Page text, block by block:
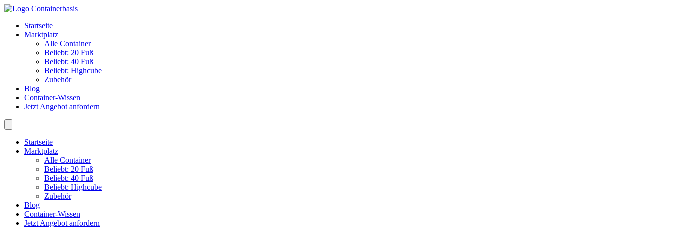
Startseite
Marktplatz
Alle Container
Beliebt: 20 Fuß
Beliebt: 40 Fuß
Beliebt: Highcube
Zubehör
Blog
Container-Wissen
Jetzt Angebot anfordern
Startseite
Marktplatz
Alle Container
Beliebt: 20 Fuß
Beliebt: 40 Fuß
Beliebt: Highcube
Zubehör
Blog
Container-Wissen
Jetzt Angebot anfordern